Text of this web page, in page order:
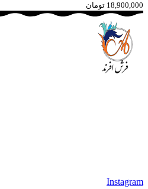
18,900,000 تومان
Instagram